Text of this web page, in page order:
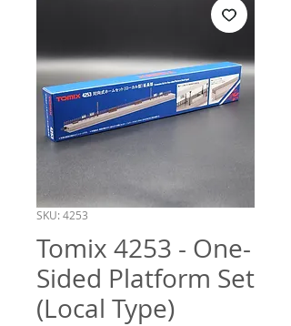
SKU: 4253
Tomix 4253 - One-
Sided Platform Set
(Local Type)